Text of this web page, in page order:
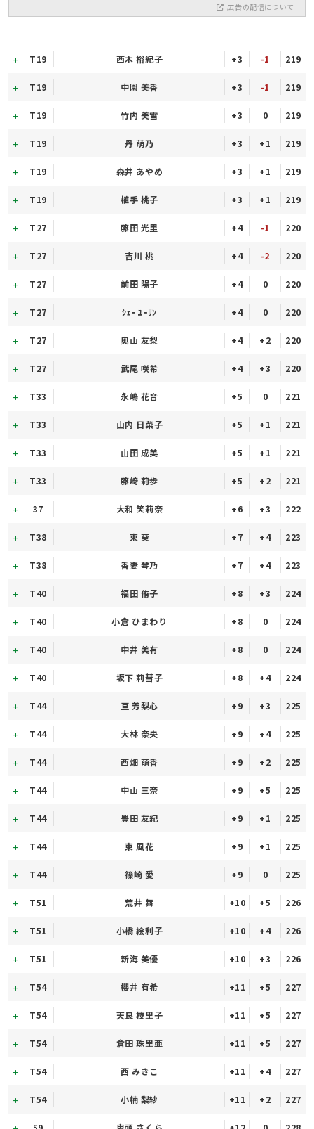
広告の配信について
T19 西木 裕紀子 +3 -1 219
T19 中園 美香 +3 -1 219
T19 竹内 美雪 +3 0 219
T19 丹 萌乃 +3 +1 219
T19 森井 あやめ +3 +1 219
T19 植手 桃子 +3 +1 219
T27 藤田 光里 +4 -1 220
T27 吉川 桃 +4 -2 220
T27 前田 陽子 +4 0 220
T27 ｼｪｰ ﾕｰﾘﾝ +4 0 220
T27 奥山 友梨 +4 +2 220
T27 武尾 咲希 +4 +3 220
T33 永嶋 花音 +5 0 221
T33 山内 日菜子 +5 +1 221
T33 山田 成美 +5 +1 221
T33 藤崎 莉歩 +5 +2 221
37 大和 笑莉奈 +6 +3 222
T38 東 葵 +7 +4 223
T38 香妻 琴乃 +7 +4 223
T40 福田 侑子 +8 +3 224
T40 小倉 ひまわり +8 0 224
T40 中井 美有 +8 0 224
T40 坂下 莉彗子 +8 +4 224
T44 亘 芳梨心 +9 +3 225
T44 大林 奈央 +9 +4 225
T44 西畑 萌香 +9 +2 225
T44 中山 三奈 +9 +5 225
T44 豊田 友紀 +9 +1 225
T44 東 風花 +9 +1 225
T44 篠崎 愛 +9 0 225
T51 荒井 舞 +10 +5 226
T51 小橋 絵利子 +10 +4 226
T51 新海 美優 +10 +3 226
T54 櫻井 有希 +11 +5 227
T54 天良 枝里子 +11 +5 227
T54 倉田 珠里亜 +11 +5 227
T54 西 みきこ +11 +4 227
T54 小楠 梨紗 +11 +2 227